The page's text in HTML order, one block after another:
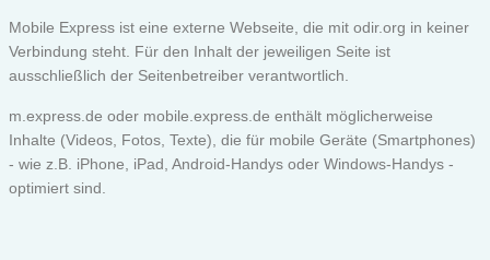
Mobile Express ist eine externe Webseite, die mit odir.org in keiner
Verbindung steht. Für den Inhalt der jeweiligen Seite ist
ausschließlich der Seitenbetreiber verantwortlich.
m.express.de oder mobile.express.de enthält möglicherweise
Inhalte (Videos, Fotos, Texte), die für mobile Geräte (Smartphones)
- wie z.B. iPhone, iPad, Android-Handys oder Windows-Handys -
optimiert sind.